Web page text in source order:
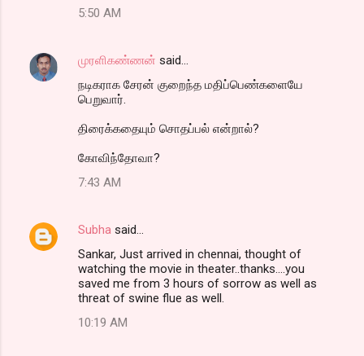
5:50 AM
முரளிகண்ணன் said…
நடிகராக சேரன் குறைந்த மதிப்பெண்களையே
பெறுவார்.
திரைக்கதையும் சொதப்பல் என்றால்?
கோவிந்தோவா?
7:43 AM
Subha said…
Sankar, Just arrived in chennai, thought of
watching the movie in theater..thanks....you
saved me from 3 hours of sorrow as well as
threat of swine flue as well.
10:19 AM